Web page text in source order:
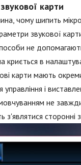
карти
чому шипить
звукової
не
криється в
карти мають
управління і
не завжди
сторонні